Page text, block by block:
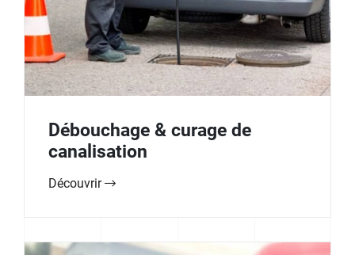
Débouchage & curage de
canalisation
Découvrir